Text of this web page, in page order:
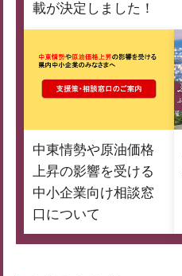
載が決定しました！
中東情勢や原油価格
上昇の影響を受ける
中小企業向け相談窓
口について